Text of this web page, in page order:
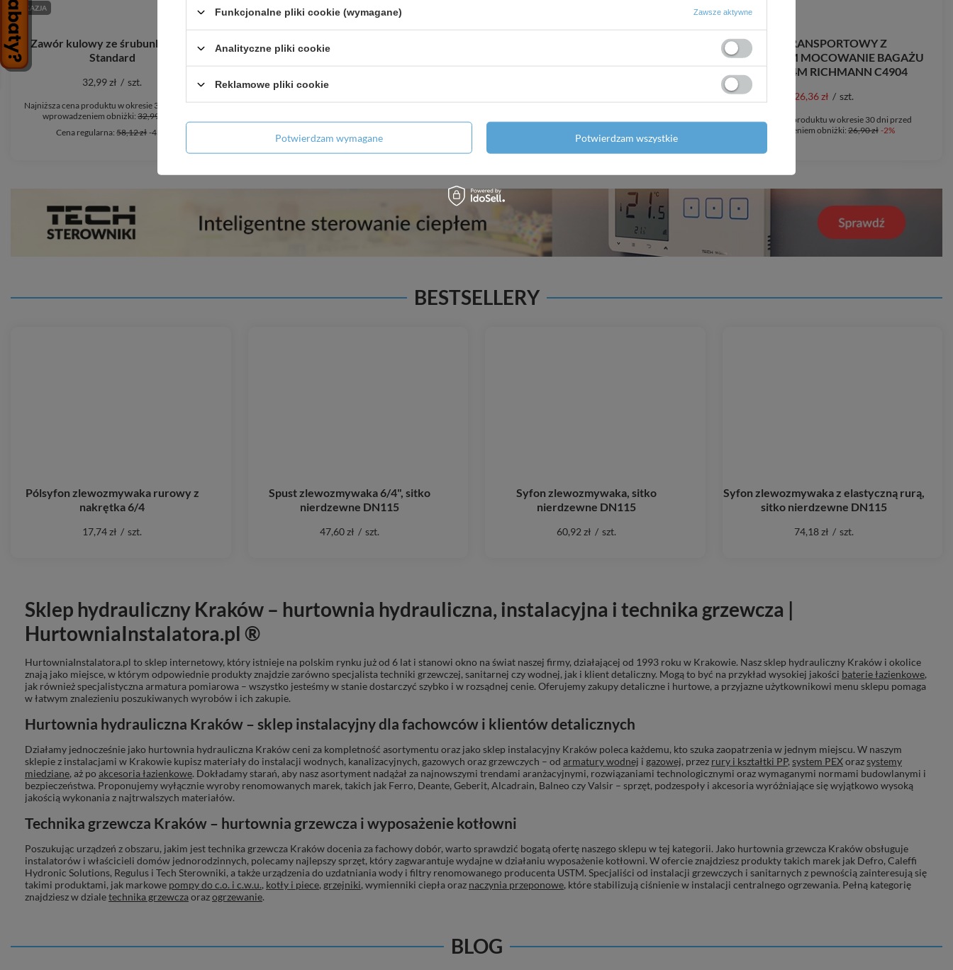
OKAZJA
Zawór kulowy ze śrubunkiem 1"
Standard
32,99 zł / szt.
Najniższa cena produktu w okresie 30 dni przed
wprowadzeniem obniżki:32,99 zł
Cena regularna:58,12 zł -43%
PROMOCJA
Zawór kątowy Kombi 3-8" x 1-2" x 3-
4",ze złączką do rury miedzianej fi10mm
40,00 zł
Cena regularna:
Najniższa cena produktu w okresie 30 dni przed
PAS TRANSPORTOWY Z
NAPINACZEM MOCOWANIE BAGAŻU
35 mm 2T 4M RICHMANN C4904
26,36 zł / szt.
Najniższa cena produktu w okresie 30 dni przed
wprowadzeniem obniżki:26,90 zł -2%
BESTSELLERY
Pólsyfon zlewozmywaka rurowy z
nakrętka 6/4
17,74 zł / szt.
Spust zlewozmywaka 6/4", sitko
nierdzewne DN115
47,60 zł / szt.
Syfon zlewozmywaka, sitko
nierdzewne DN115
60,92 zł / szt.
Syfon zlewozmywaka z elastyczną rurą,
sitko nierdzewne DN115
74,18 zł / szt.
Sklep hydrauliczny Kraków – hurtownia hydrauliczna, instalacyjna i technika grzewcza |
HurtowniaInstalatora.pl ®
HurtowniaInstalatora.pl to sklep internetowy, który istnieje na polskim rynku już od 6 lat i stanowi okno na świat naszej firmy, działającej od 1993 roku w Krakowie. Naszsklep hydrauliczny Kraków i okolice
znają jako miejsce, w którym odpowiednie produkty znajdzie zarówno specjalista techniki grzewczej, sanitarnej czy wodnej, jak i klient detaliczny. Mogą to być na przykład wysokiej jakości baterie łazienkowe,
jak również specjalistyczna armatura pomiarowa – wszystko jesteśmy w stanie dostarczyć szybko i w rozsądnej cenie. Oferujemy zakupy detaliczne i hurtowe, a przyjazne użytkownikowi menu sklepu pomaga
w łatwym znalezieniu poszukiwanych wyrobów i ich zakupie.
Hurtownia hydrauliczna Kraków – sklep instalacyjny dla fachowców i klientów detalicznych
Działamy jednocześnie jako hurtownia hydrauliczna Krakówceni za kompletność asortymentu oraz jako sklep instalacyjny Kraków poleca każdemu, kto szuka zaopatrzenia w jednym miejscu. W naszym
sklepie z instalacjami w Krakowie kupisz materiały do instalacji wodnych, kanalizacyjnych, gazowych oraz grzewczych – od armatury wodnej i gazowej, przez rury i kształtki PP, system PEXorazsystemy
miedziane, aż po akcesoria łazienkowe. Dokładamy starań, aby nasz asortyment nadążał za najnowszymi trendami aranżacyjnymi, rozwiązaniami technologicznymi oraz wymaganymi normami budowlanymi i
bezpieczeństwa. Proponujemy wyłącznie wyroby renomowanych marek, takich jak Ferro, Deante, Geberit, Alcadrain, Balneo czyValsir – sprzęt, podzespoły i akcesoria wyróżniające się wyjątkowo wysoką
jakością wykonania z najtrwalszych materiałów.
Technika grzewcza Kraków – hurtownia grzewcza i wyposażenie kotłowni
Poszukując urządzeń z obszaru, jakim jesttechnika grzewcza Krakówdocenia za fachowy dobór, warto sprawdzić bogatą ofertę naszego sklepu w tej kategorii. Jako hurtownia grzewcza Krakówobsługuje
instalatorów i właścicieli domów jednorodzinnych, polecamy najlepszy sprzęt, który zagwarantuje wydajne w działaniu wyposażenie kotłowni. W ofercie znajdziesz produkty takich marek jak Defro, Caleffi
Hydronic Solutions, Regulus i Tech Sterowniki, a także urządzenia do uzdatniania wody i filtry renomowanego producenta USTM. Specjaliści od instalacji grzewczych i sanitarnych z pewnością zainteresują się
takimi produktami, jak markowe pompy do c.o. i c.w.u., kotły i piece, grzejniki, wymienniki ciepła oraz naczynia przeponowe, które stabilizują ciśnienie w instalacji centralnego ogrzewania. Pełną kategorię
znajdziesz w dzialetechnika grzewczaorazogrzewanie.
Biorąc pod uwagę stale zmieniające się trendy oraz nowe rozwiązania technologiczne, odpowiednio dobieramy produkty w kategorii, jaką jestwyposażenie łazienek Krakówceni za design i jakość. Naszym
BLOG
Funkcjonalne pliki cookie (wymagane) Zawsze aktywne
Analityczne pliki cookie
Reklamowe pliki cookie
Potwierdzam wymagane Potwierdzam wszystkie